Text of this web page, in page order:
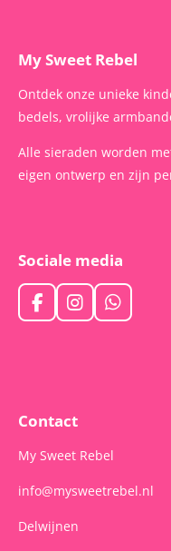
My Sweet Rebel
Ontdek onze unieke
bedels, vrolijke
Alle sieraden worden
eigen ontwerp en zijn
Sociale media
F
a
k
I
n
r
a
m
W
h
Contact
My Sweet Rebel
info@mysweetrebel.nl
Delwijnen